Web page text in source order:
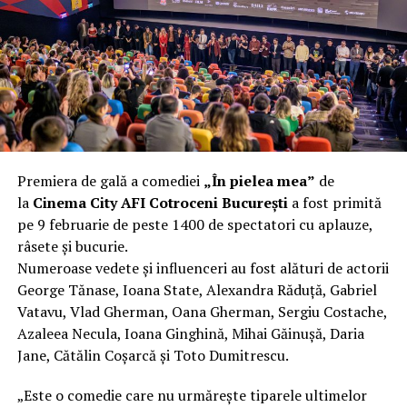
încât nu a mai putut fi pliat. Proprietarul l-a aruncat la
fier vechi a doua zi. Asta ca să fie clar de la început: nu
vorbim despre preferințe estetice, ci despre
funcționalitate reală.
Aluminiul, pe scurt: ușor,
rezistent la coroziune, dar cu
nuanțe
Aluminiul e materialul care apare primul în conversație
când cineva caută un pavilion ușor. Și pe bună dreptate.
Densitatea aluminiului e de aproximativ 2,7 g/cm³, față
de circa 7,8 g/cm³ pentru oțel. Practic, la un volum
identic, aluminiul cântărește cam o treime din greutatea
oțelului. Pentru oricine transportă, montează și
demontează frecvent o structură, diferența asta se
simte enorm.
Premiera de gală a comediei „În pielea mea” de
la Cinema City AFI Cotroceni Bucureștia fost primită
pe 9 februarie de peste 1400 de spectatori cu aplauze,
râsete și bucurie.
Numeroase vedete și influenceri au fost alături de actorii
George Tănase, Ioana State, Alexandra Răduță, Gabriel
Vatavu, Vlad Gherman, Oana Gherman, Sergiu Costache,
Azaleea Necula, Ioana Ginghină, Mihai Găinușă, Daria
Jane, Cătălin Coșarcă și Toto Dumitrescu.
„Este o comedie care nu urmărește tiparele ultimelor